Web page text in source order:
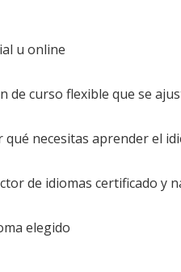
u online
de curso flexible que se
necesitas aprender el
de idiomas certificado y
elegido